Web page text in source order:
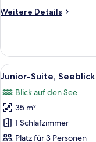
Weitere Details
Weitere
Doppelzimmer,
eingeschränkter
Seeblick
Alle
Fotos
für
Junior-
Suite,
Seeblick
7
Junior-Suite, Seeblick
Blick auf den See
35 m²
1 Schlafzimmer
Platz für 3 Personen